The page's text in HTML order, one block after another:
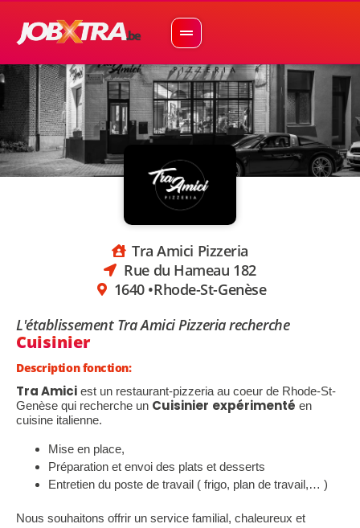
Tra Amici Pizzeria
Rue du Hameau 182
1640 •Rhode-St-Genèse
L'établissement Tra Amici Pizzeria recherche
Cuisinier
Description fonction:
Tra Amici est un restaurant-pizzeria au coeur de Rhode-St-
Genèse qui recherche un Cuisinier expérimenté en
cuisine italienne.
Mise en place,
Préparation et envoi des plats et desserts
Entretien du poste de travail ( frigo, plan de travail,… )
Nous souhaitons offrir un service familial, chaleureux et